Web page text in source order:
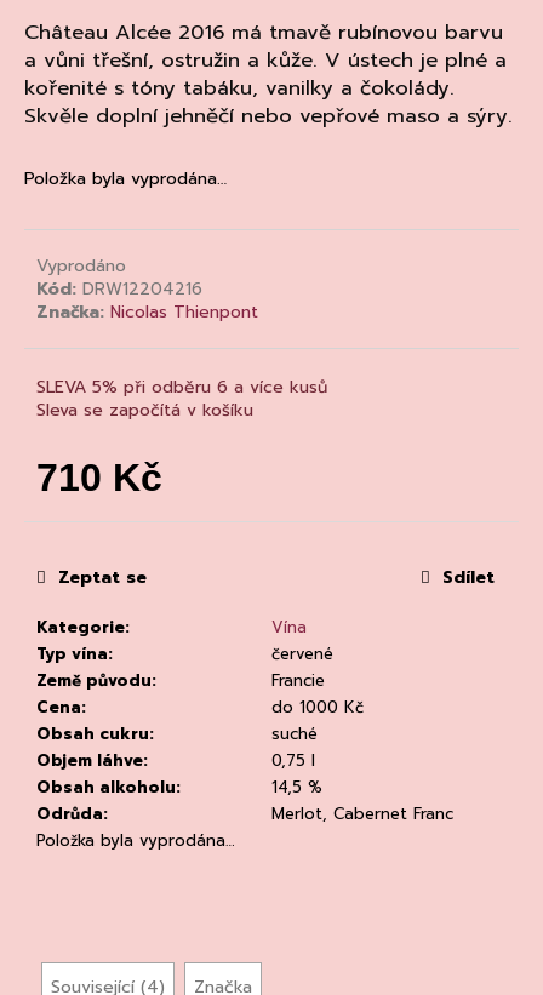
Château Alcée 2016 má tmavě rubínovou barvu
a vůni třešní, ostružin a kůže. V ústech je plné a
kořenité s tóny tabáku, vanilky a čokolády.
Skvěle doplní jehněčí nebo vepřové maso a sýry.
Položka byla vyprodána…
Vyprodáno
Kód: DRW12204216
Značka: Nicolas Thienpont
SLEVA 5% při odběru 6 a více kusů
Sleva se započítá v košíku
710 Kč
cena:
Kategorie:
Vína
Typ vína:
červené
Země původu:
Francie
Cena:
do 1000 Kč
Obsah cukru:
suché
Objem láhve:
0,75 l
Obsah alkoholu:
14,5 %
Odrůda:
Merlot, Cabernet Franc
Položka byla vyprodána…
Zeptat se Sdílet
Související (4) Značka
a
j
í
t
HLEDAT
D
o
o
u
e
m
e
BRUT,
MARTIGNAGO